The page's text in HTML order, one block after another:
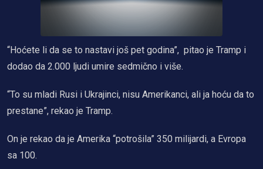
“Hoćete li da se to nastavi još pet godina”, pitao je Tramp i
dodao da 2.000 ljudi umire sedmično i više.
“To su mladi Rusi i Ukrajinci, nisu Amerikanci, ali ja hoću da to
prestane”, rekao je Tramp.
On je rekao da je Amerika “potrošila” 350 milijardi, a Evropa
sa 100.